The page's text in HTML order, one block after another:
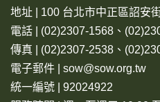
地址 | 100 台北市中正區詔安
電話 | (02)2307-1568、
傳真 | (02)2307-2538、
電子郵件 | sow@sow.org.tw
統一編號 | 92024922